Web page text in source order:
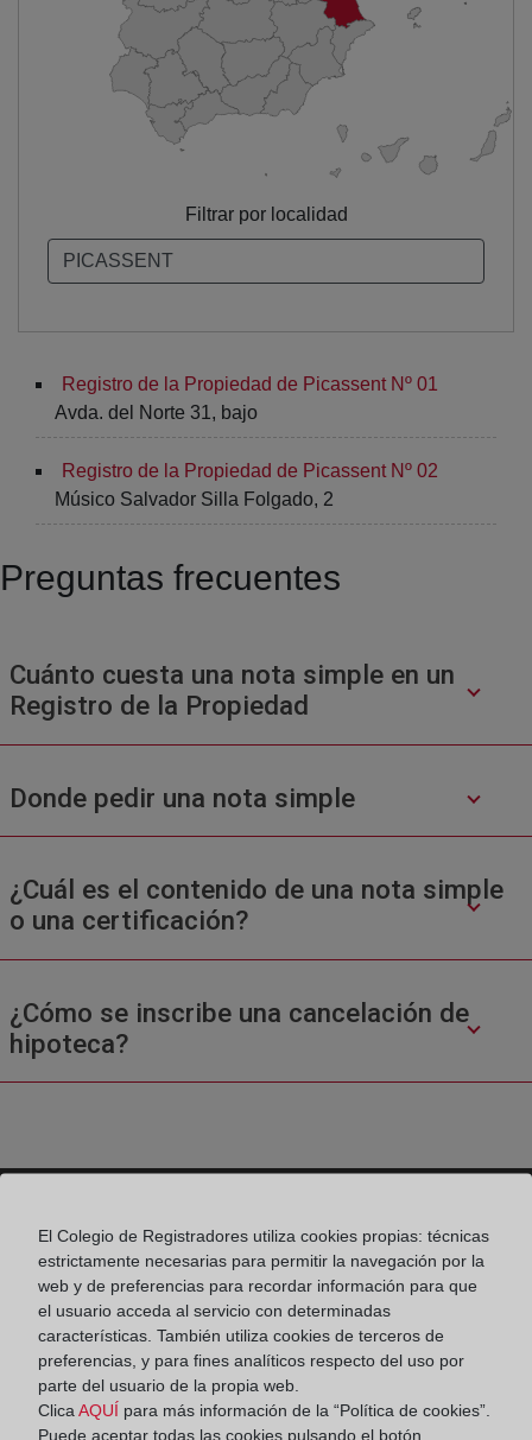
Filtrar por localidad
Registro de la Propiedad de Picassent Nº 01
Avda. del Norte 31, bajo
Registro de la Propiedad de Picassent Nº 02
Músico Salvador Silla Folgado, 2
Preguntas frecuentes
Cuánto cuesta una nota simple en un
Registro de la Propiedad
Donde pedir una nota simple
¿Cuál es el contenido de una nota simple
o una certificación?
¿Cómo se inscribe una cancelación de
hipoteca?
Colegio de Registradores
Príncipe de Vergara 70. 28006 Madrid
Teléfono:91 270 17 96
Fax:91 564 11 59
Email: contacto@registradores.org
El Colegio de Registradores utiliza cookies propias: técnicas
estrictamente necesarias para permitir la navegación por la
web y de preferencias para recordar información para que
el usuario acceda al servicio con determinadas
características. También utiliza cookies de terceros de
preferencias, y para fines analíticos respecto del uso por
parte del usuario de la propia web.
Clica AQUÍ para más información de la “Política de cookies”.
Puede aceptar todas las cookies pulsando el botón